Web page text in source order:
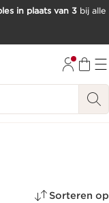
in plaats van 3 bij alle
Sorteren op